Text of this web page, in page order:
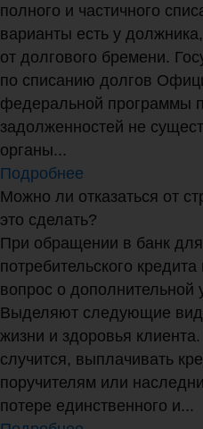
полного и частичного
варианты есть у
от долгового бремени.
по списанию долгов
федеральной программы
задолженностей не
органы...
Подробнее
Можно ли отказаться от
это сделать?
При обращении в банк
потребительского
вопрос о дополнительной
Выделяют следующие
жизни и здоровья
случится, выплачивать
поручителям или
потере единственного и...